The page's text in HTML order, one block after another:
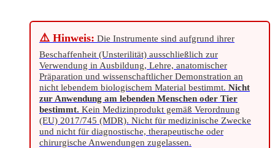
⚠️ Hinweis: Die Instrumente sind aufgrund ihrer
Beschaffenheit (Unsterilität) ausschließlich zur
Verwendung in Ausbildung, Lehre, anatomischer
Präparation und wissenschaftlicher Demonstration an
nicht lebendem biologischem Material bestimmt. Nicht
zur Anwendung am lebenden Menschen oder Tier
bestimmt. Kein Medizinprodukt gemäß Verordnung
(EU) 2017/745 (MDR). Nicht für medizinische Zwecke
und nicht für diagnostische, therapeutische oder
chirurgische Anwendungen zugelassen.